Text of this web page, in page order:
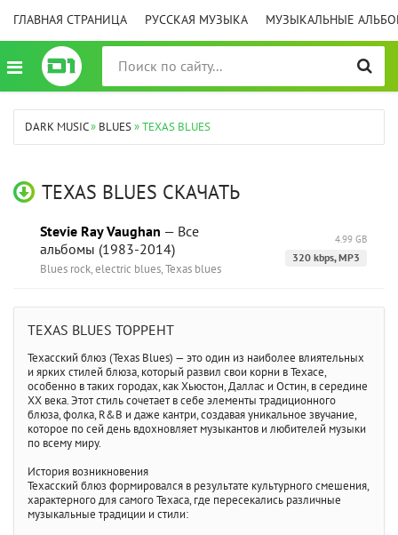
ГЛАВНАЯ СТРАНИЦА РУССКАЯ МУЗЫКА МУЗЫКАЛЬНЫЕ
DARK MUSIC» BLUES» TEXAS BLUES
TEXAS BLUES СКАЧАТЬ
Stevie Ray Vaughan — Все
альбомы (1983-2014)
Blues rock, electric blues, Texas blues
4.99 GB
320 kbps, MP3
TEXAS BLUES ТОРРЕНТ
Техасский блюз (Texas Blues) — это один из наиболее влиятельных
и ярких стилей блюза, который развил свои корни в Техасе,
особенно в таких городах, как Хьюстон, Даллас и Остин, в середине
XX века. Этот стиль сочетает в себе элементы традиционного
блюза, фолка, R&B и даже кантри, создавая уникальное звучание,
которое по сей день вдохновляет музыкантов и любителей музыки
по всему миру.
История возникновения
Техасский блюз формировался в результате культурного смешения,
характерного для самого Техаса, где пересекались различные
музыкальные традиции и стили: